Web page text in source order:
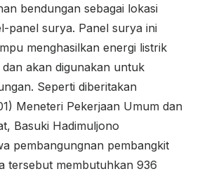
bendungan sebagai lokasi
panel surya. Panel surya ini
menghasilkan energi listrik
akan digunakan untuk
Seperti diberitakan
Meneteri Pekerjaan Umum dan
Basuki Hadimuljono
pembangungnan pembangkit
tersebut membutuhkan 936